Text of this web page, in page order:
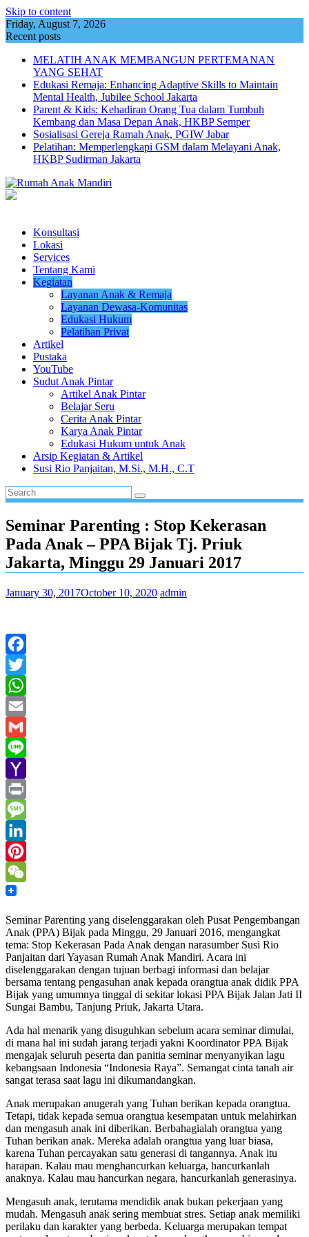
Skip to content
Friday, August 7, 2026
Recent posts
MELATIH ANAK MEMBANGUN PERTEMANAN
YANG SEHAT
Edukasi Remaja: Enhancing Adaptive Skills to Maintain
Mental Health, Jubilee School Jakarta
Parent & Kids: Kehadiran Orang Tua dalam Tumbuh
Kembang dan Masa Depan Anak, HKBP Semper
Sosialisasi Gereja Ramah Anak, PGIW Jabar
Pelatihan: Memperlengkapi GSM dalam Melayani Anak,
HKBP Sudirman Jakarta
Konsultasi
Lokasi
Services
Tentang Kami
Kegiatan
Layanan Anak & Remaja
Layanan Dewasa-Komunitas
Edukasi Hukum
Pelatihan Privat
Artikel
Pustaka
YouTube
Sudut Anak Pintar
Artikel Anak Pintar
Belajar Seru
Cerita Anak Pintar
Karya Anak Pintar
Edukasi Hukum untuk Anak
Arsip Kegiatan & Artikel
Susi Rio Panjaitan, M.Si., M.H., C.T
Seminar Parenting : Stop Kekerasan
Pada Anak – PPA Bijak Tj. Priuk
Jakarta, Minggu 29 Januari 2017
January 30, 2017October 10, 2020 admin
Facebook
Twitter
WhatsApp
Email
Gmail
Line
Yahoo
Mail
Print
Message
LinkedIn
Pinterest
WeChat
Seminar Parenting yang diselenggarakan oleh Pusat Pengembangan
Anak (PPA) Bijak pada Minggu, 29 Januari 2016, mengangkat
tema: Stop Kekerasan Pada Anak dengan narasumber Susi Rio
Panjaitan dari Yayasan Rumah Anak Mandiri. Acara ini
diselenggarakan dengan tujuan berbagi informasi dan belajar
bersama tentang pengasuhan anak kepada orangtua anak didik PPA
Bijak yang umumnya tinggal di sekitar lokasi PPA Bijak Jalan Jati II
Sungai Bambu, Tanjung Priuk, Jakarta Utara.
Ada hal menarik yang disuguhkan sebelum acara seminar dimulai,
di mana hal ini sudah jarang terjadi yakni Koordinator PPA Bijak
mengajak seluruh peserta dan panitia seminar menyanyikan lagu
kebangsaan Indonesia “Indonesia Raya”. Semangat cinta tanah air
sangat terasa saat lagu ini dikumandangkan.
Anak merupakan anugerah yang Tuhan berikan kepada orangtua.
Tetapi, tidak kepada semua orangtua kesempatan untuk melahirkan
dan mengasuh anak ini diberikan. Berbahagialah orangtua yang
Tuhan berikan anak. Mereka adalah orangtua yang luar biasa,
karena Tuhan percayakan satu generasi di tangannya. Anak itu
harapan. Kalau mau menghancurkan keluarga, hancurkanlah
anaknya. Kalau mau hancurkan negara, hancurkanlah generasinya.
Mengasuh anak, terutama mendidik anak bukan pekerjaan yang
mudah. Mengasuh anak sering membuat stres. Setiap anak memiliki
perilaku dan karakter yang berbeda. Keluarga merupakan tempat